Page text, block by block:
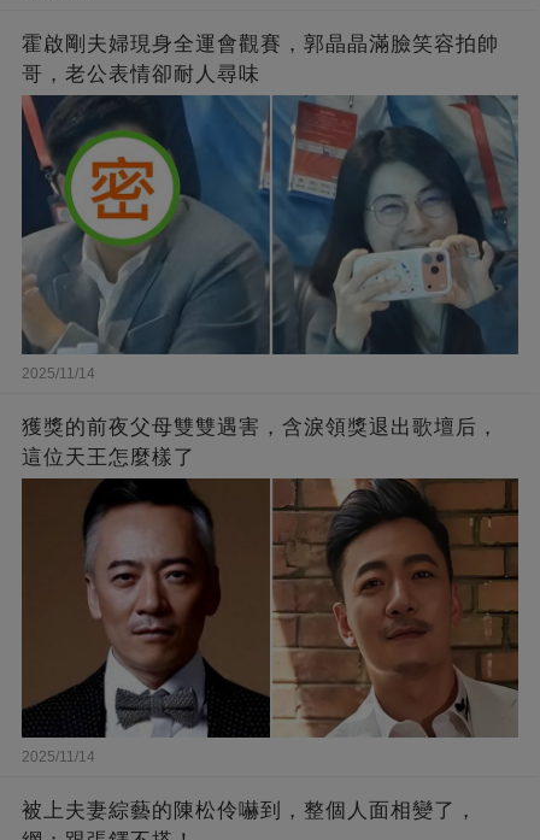
霍啟剛夫婦現身全運會觀賽，郭晶晶滿臉笑容拍帥
哥，老公表情卻耐人尋味
2025/11/14
獲獎的前夜父母雙雙遇害，含淚領獎退出歌壇后，
這位天王怎麼樣了
2025/11/14
被上夫妻綜藝的陳松伶嚇到，整個人面相變了，